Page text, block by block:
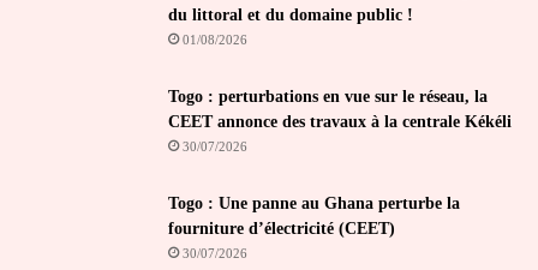
du littoral et du domaine public !
01/08/2026
Togo : perturbations en vue sur le réseau, la
CEET annonce des travaux à la centrale Kékéli
30/07/2026
Togo : Une panne au Ghana perturbe la
fourniture d’électricité (CEET)
30/07/2026